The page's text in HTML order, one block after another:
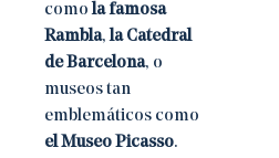
comola famosa
Rambla,la Catedral
de Barcelona, o
museos tan
emblemáticos como
el Museo Picasso.